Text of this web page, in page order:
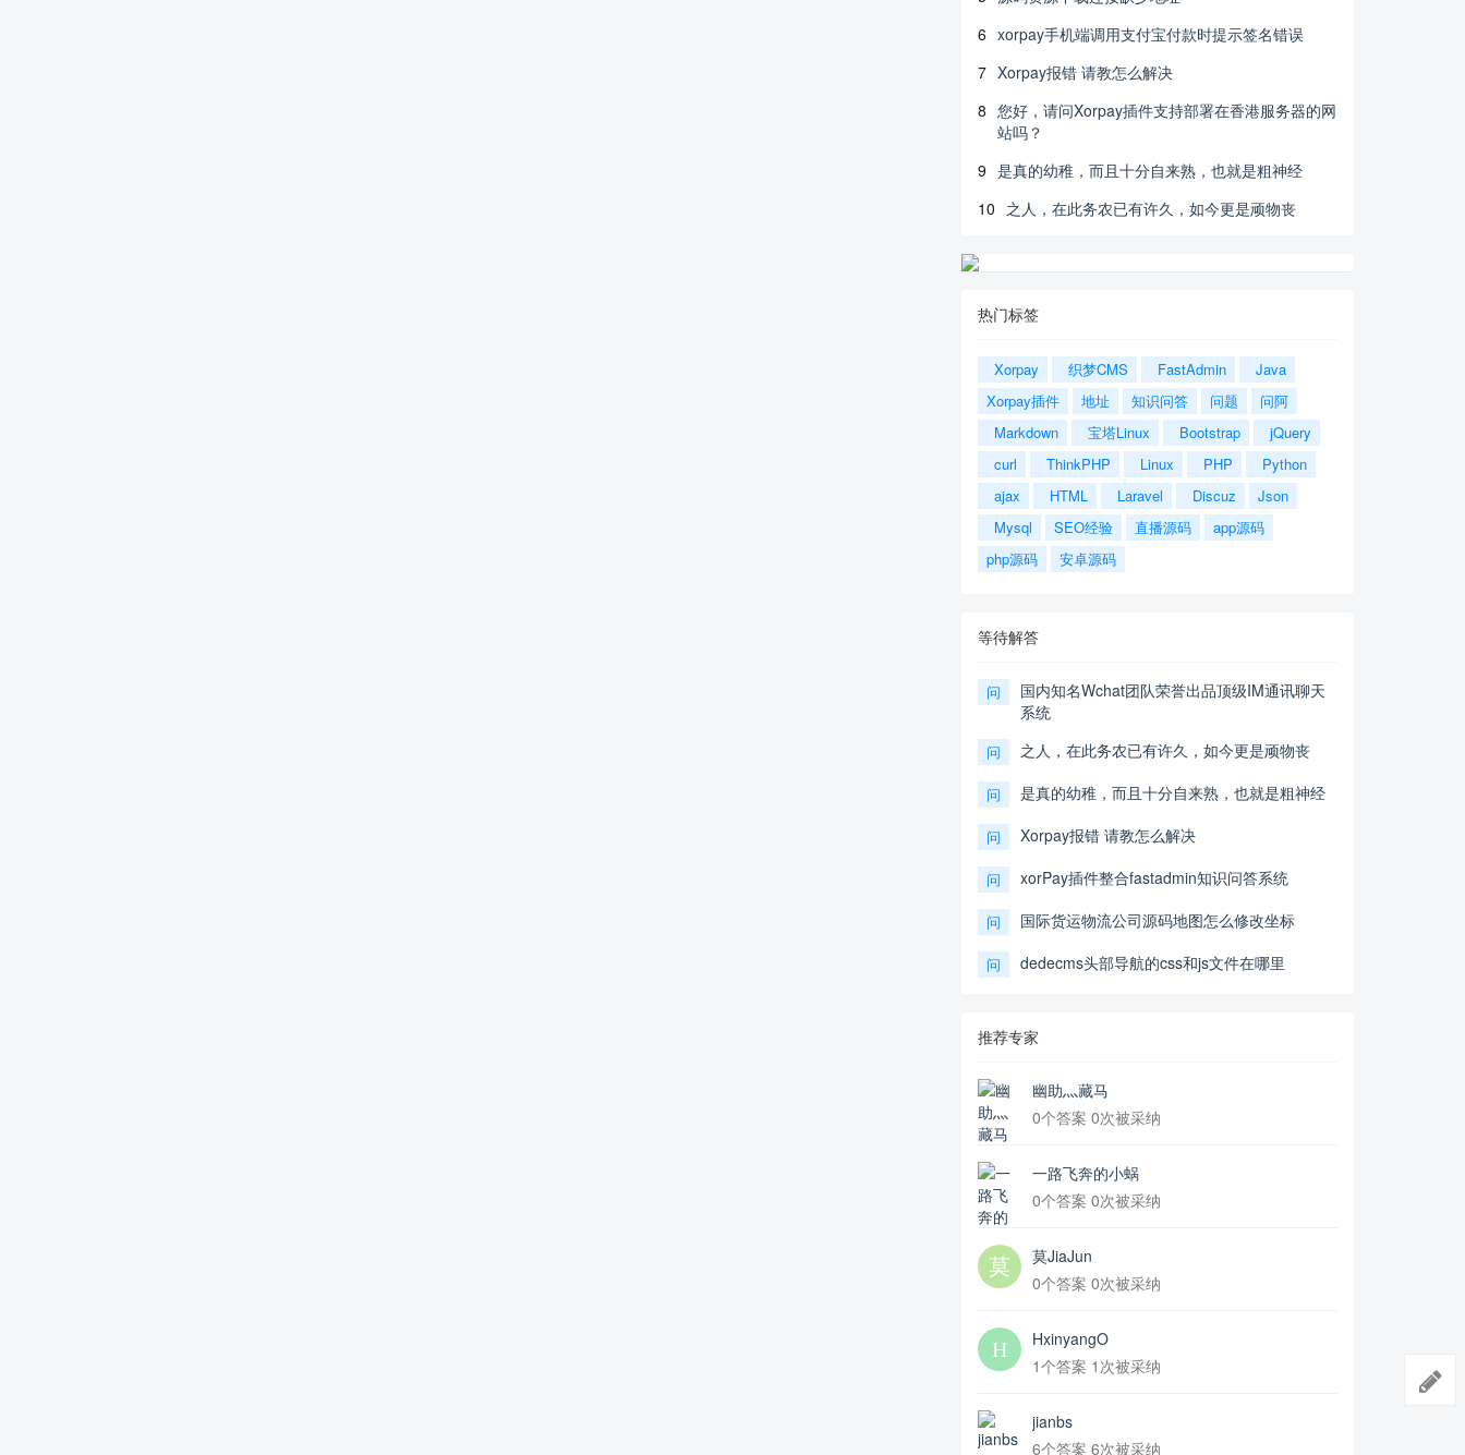
6 xorpay手机端调用支付宝付款时提示签名错误
7 Xorpay报错 请教怎么解决
8 您好，请问Xorpay插件支持部署在香港服务器的网
站吗？
9 是真的幼稚，而且十分自来熟，也就是粗神经
10 之人，在此务农已有许久，如今更是顽物丧
热门标签
Xorpay 织梦CMS FastAdmin
Java
Xorpay插件
地址 知识问答 问题
问阿
Markdown
宝塔Linux Bootstrap
jQuery
curl
ThinkPHP Linux PHP
Python
ajax
HTML Laravel Discuz
Json
Mysql
SEO经验 直播源码
app源码
php源码
安卓源码
等待解答
问
国内知名Wchat团队荣誉出品顶级IM通讯聊天
系统
问 之人，在此务农已有许久，如今更是顽物丧
问 是真的幼稚，而且十分自来熟，也就是粗神经
问 Xorpay报错 请教怎么解决
问 xorPay插件整合fastadmin知识问答系统
问 国际货运物流公司源码地图怎么修改坐标
问 dedecms头部导航的css和js文件在哪里
推荐专家
幽助灬藏马
0个答案 0次被采纳
一路飞奔的小蜗
0个答案 0次被采纳
莫JiaJun
0个答案 0次被采纳
HxinyangO
1个答案 1次被采纳
jianbs
6个答案 6次被采纳